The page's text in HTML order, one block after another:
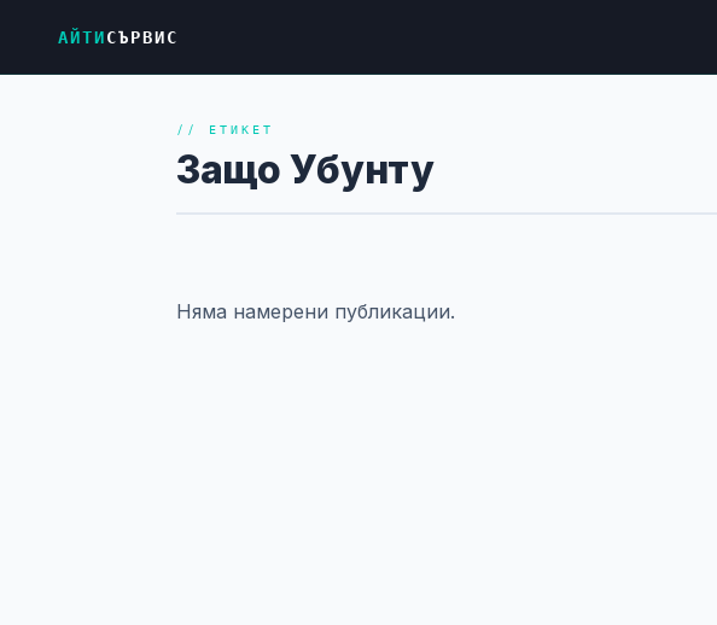
АЙТИСЪРВИС
// ЕТИКЕТ
Защо Убунту
Няма намерени публикации.